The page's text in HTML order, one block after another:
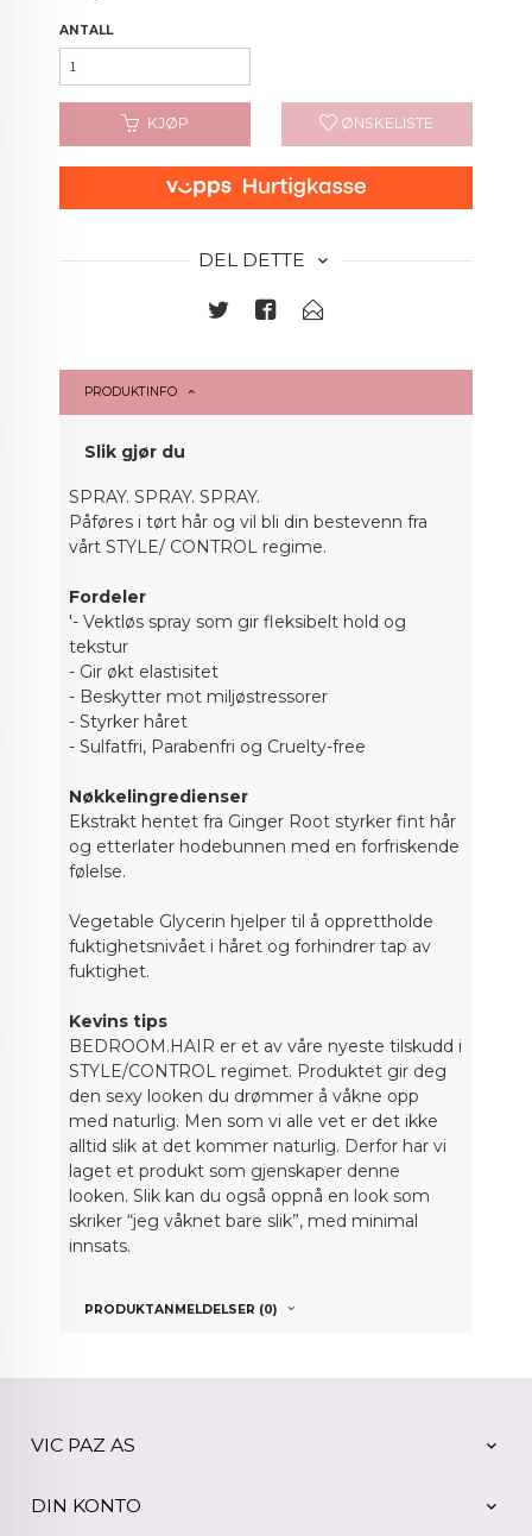
ANTALL
KJØP ØNSKELISTE
DEL DETTE
PRODUKTINFO
Slik gjør du
SPRAY. SPRAY. SPRAY.
Påføres i tørt hår og vil bli din bestevenn fra
vårt STYLE/ CONTROL regime.
Fordeler
'- Vektløs spray som gir fleksibelt hold og
tekstur
- Gir økt elastisitet
- Beskytter mot miljøstressorer
- Styrker håret
- Sulfatfri, Parabenfri og Cruelty-free
Nøkkelingredienser
Ekstrakt hentet fra Ginger Root styrker fint hår
og etterlater hodebunnen med en forfriskende
følelse.
Vegetable Glycerin hjelper til å opprettholde
fuktighetsnivået i håret og forhindrer tap av
fuktighet.
Kevins tips
BEDROOM.HAIR er et av våre nyeste tilskudd i
STYLE/CONTROL regimet. Produktet gir deg
den sexy looken du drømmer å våkne opp
med naturlig. Men som vi alle vet er det ikke
alltid slik at det kommer naturlig. Derfor har vi
laget et produkt som gjenskaper denne
looken. Slik kan du også oppnå en look som
skriker “jeg våknet bare slik”, med minimal
innsats.
PRODUKTANMELDELSER (0)
VIC PAZ AS
DIN KONTO